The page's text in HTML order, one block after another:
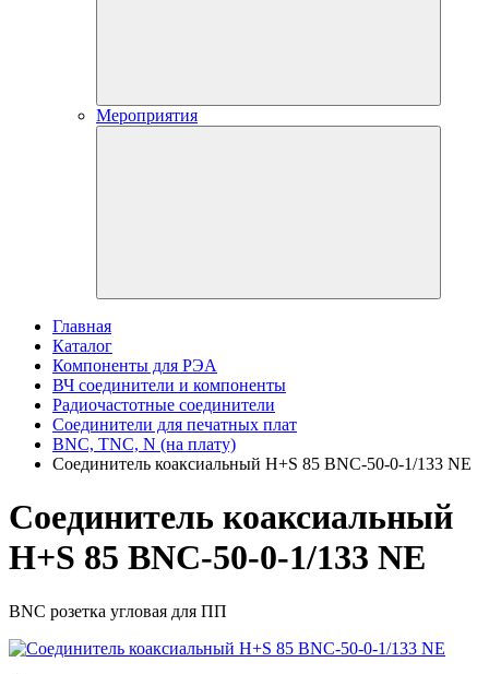
Мероприятия
Главная
Каталог
Компоненты для РЭА
ВЧ соединители и компоненты
Радиочастотные соединители
Соединители для печатных плат
BNC, TNC, N (на плату)
Соединитель коаксиальный H+S 85 BNC-50-0-1/133 NE
Соединитель коаксиальный
H+S 85 BNC-50-0-1/133 NE
BNC розетка угловая для ПП